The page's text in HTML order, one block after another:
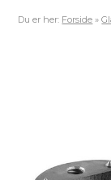
Du er her: Forside »